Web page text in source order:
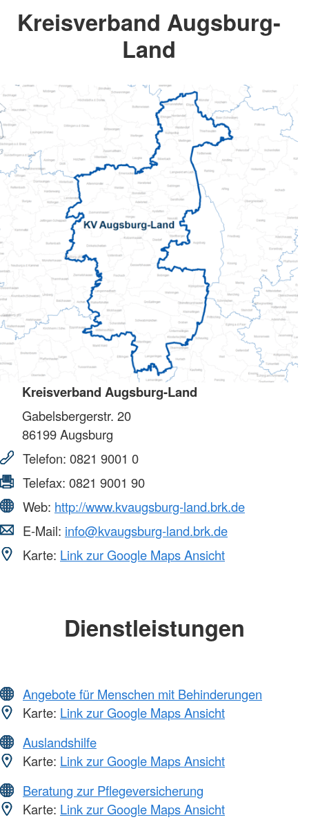
Kreisverband Augsburg-
Land
Kreisverband Augsburg-Land
Gabelsbergerstr. 20
86199Augsburg
Telefon: 0821 9001 0
Telefax: 0821 9001 90
Web: http://www.kvaugsburg-land.brk.de
E-Mail: info@kvaugsburg-land.brk.de
Karte: Link zur Google Maps Ansicht
Dienstleistungen
Angebote für Menschen mit Behinderungen
Karte: Link zur Google Maps Ansicht
Auslandshilfe
Karte: Link zur Google Maps Ansicht
Beratung zur Pflegeversicherung
Karte: Link zur Google Maps Ansicht